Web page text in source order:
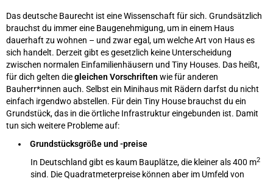
Das deutsche Baurecht ist eine Wissenschaft für sich. Grundsätzlich
brauchst du immer eine Baugenehmigung, um in einem Haus
dauerhaft zu wohnen – und zwar egal, um welche Art von Haus es
sich handelt. Derzeit gibt es gesetzlich keine Unterscheidung
zwischen normalen Einfamilienhäusern und Tiny Houses. Das heißt,
für dich gelten diegleichen Vorschriften wie für anderen
Bauherr*innen auch. Selbst ein Minihaus mit Rädern darfst du nicht
einfach irgendwo abstellen. Für dein Tiny House brauchst du ein
Grundstück, das in die örtliche Infrastruktur eingebunden ist. Damit
tun sich weitere Probleme auf:
Grundstücksgröße und -preise
In Deutschland gibt es kaum Bauplätze, die kleiner als 400 m2
sind. Die Quadratmeterpreise können aber im Umfeld von